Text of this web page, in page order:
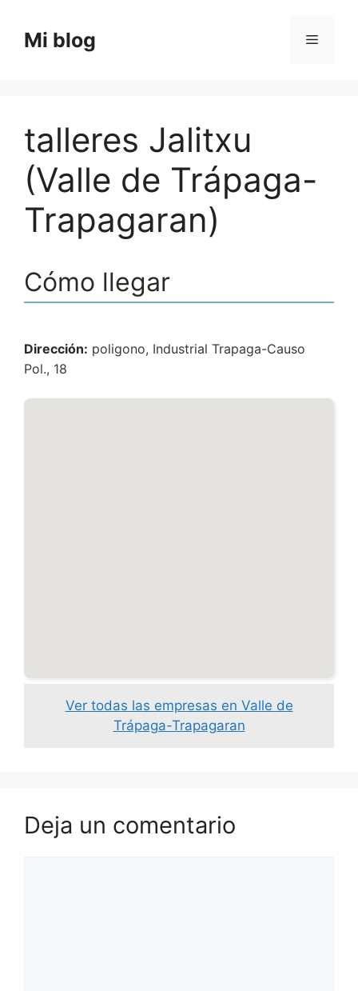
contenido
Mi blog Menú
talleres Jalitxu
(Valle de Trápaga-
Trapagaran)
Cómo llegar
Dirección: poligono, Industrial Trapaga-Causo
Pol., 18
Ver todas las empresas en Valle de
Trápaga-Trapagaran
Deja un comentario